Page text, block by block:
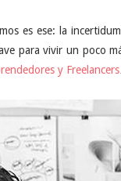
es ese: la
para vivir un poco
y Freelancers